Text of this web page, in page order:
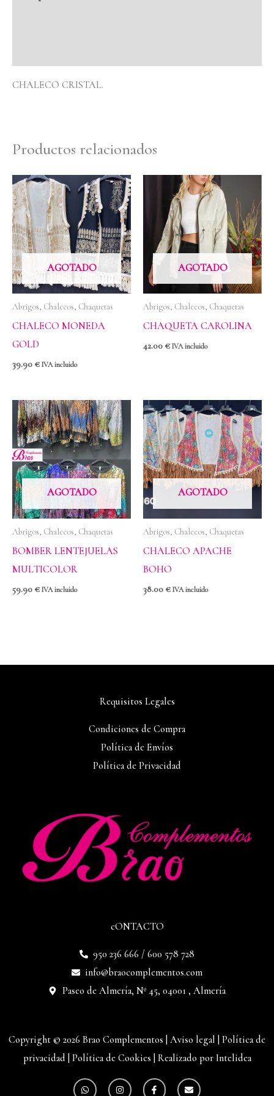
CHALECO CRISTAL.
Productos relacionados
AGOTADO
Abrigos, Chalecos, Chaquetas
CHALECO MONEDA
GOLD
39.90 € IVA incluido
AGOTADO
Abrigos, Chalecos, Chaquetas
CHAQUETA CAROLINA
42.00 € IVA incluido
AGOTADO
Abrigos, Chalecos, Chaquetas
BOMBER LENTEJUELAS
MULTICOLOR
59.90 € IVA incluido
AGOTADO
Abrigos, Chalecos, Chaquetas
CHALECO APACHE
BOHO
38.00 € IVA incluido
cONTACTO
950 236 666 / 600 578 728
info@braocomplementos.com
Paseo de Almería, Nº 45, 04001 , Almería
Requisitos Legales
Condiciones de Compra
Política de Envíos
Política de Privacidad
Copyright © 2026 Brao Complementos | Aviso legal Política de
privacidad Política de Cookies Realizado por Intelidea
W
h
I
n
F
a
E
n